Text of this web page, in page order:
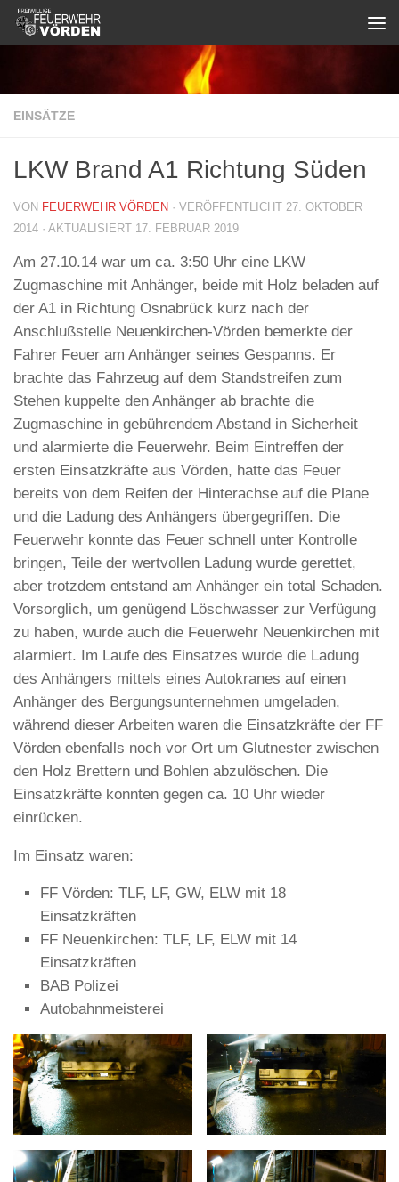
Zum Inhalt springen
EINSÄTZE
LKW Brand A1 Richtung Süden
VON FEUERWEHR VÖRDEN · VERÖFFENTLICHT 27. OKTOBER
2014 · AKTUALISIERT 17. FEBRUAR 2019
Am 27.10.14 war um ca. 3:50 Uhr eine LKW
Zugmaschine mit Anhänger, beide mit Holz beladen auf
der A1 in Richtung Osnabrück kurz nach der
Anschlußstelle Neuenkirchen-Vörden bemerkte der
Fahrer Feuer am Anhänger seines Gespanns. Er
brachte das Fahrzeug auf dem Standstreifen zum
Stehen kuppelte den Anhänger ab brachte die
Zugmaschine in gebührendem Abstand in Sicherheit
und alarmierte die Feuerwehr. Beim Eintreffen der
ersten Einsatzkräfte aus Vörden, hatte das Feuer
bereits von dem Reifen der Hinterachse auf die Plane
und die Ladung des Anhängers übergegriffen. Die
Feuerwehr konnte das Feuer schnell unter Kontrolle
bringen, Teile der wertvollen Ladung wurde gerettet,
aber trotzdem entstand am Anhänger ein total Schaden.
Vorsorglich, um genügend Löschwasser zur Verfügung
zu haben, wurde auch die Feuerwehr Neuenkirchen mit
alarmiert. Im Laufe des Einsatzes wurde die Ladung
des Anhängers mittels eines Autokranes auf einen
Anhänger des Bergungsunternehmen umgeladen,
während dieser Arbeiten waren die Einsatzkräfte der FF
Vörden ebenfalls noch vor Ort um Glutnester zwischen
den Holz Brettern und Bohlen abzulöschen. Die
Einsatzkräfte konnten gegen ca. 10 Uhr wieder
einrücken.
Im Einsatz waren:
FF Vörden: TLF, LF, GW, ELW mit 18
Einsatzkräften
FF Neuenkirchen: TLF, LF, ELW mit 14
Einsatzkräften
BAB Polizei
Autobahnmeisterei